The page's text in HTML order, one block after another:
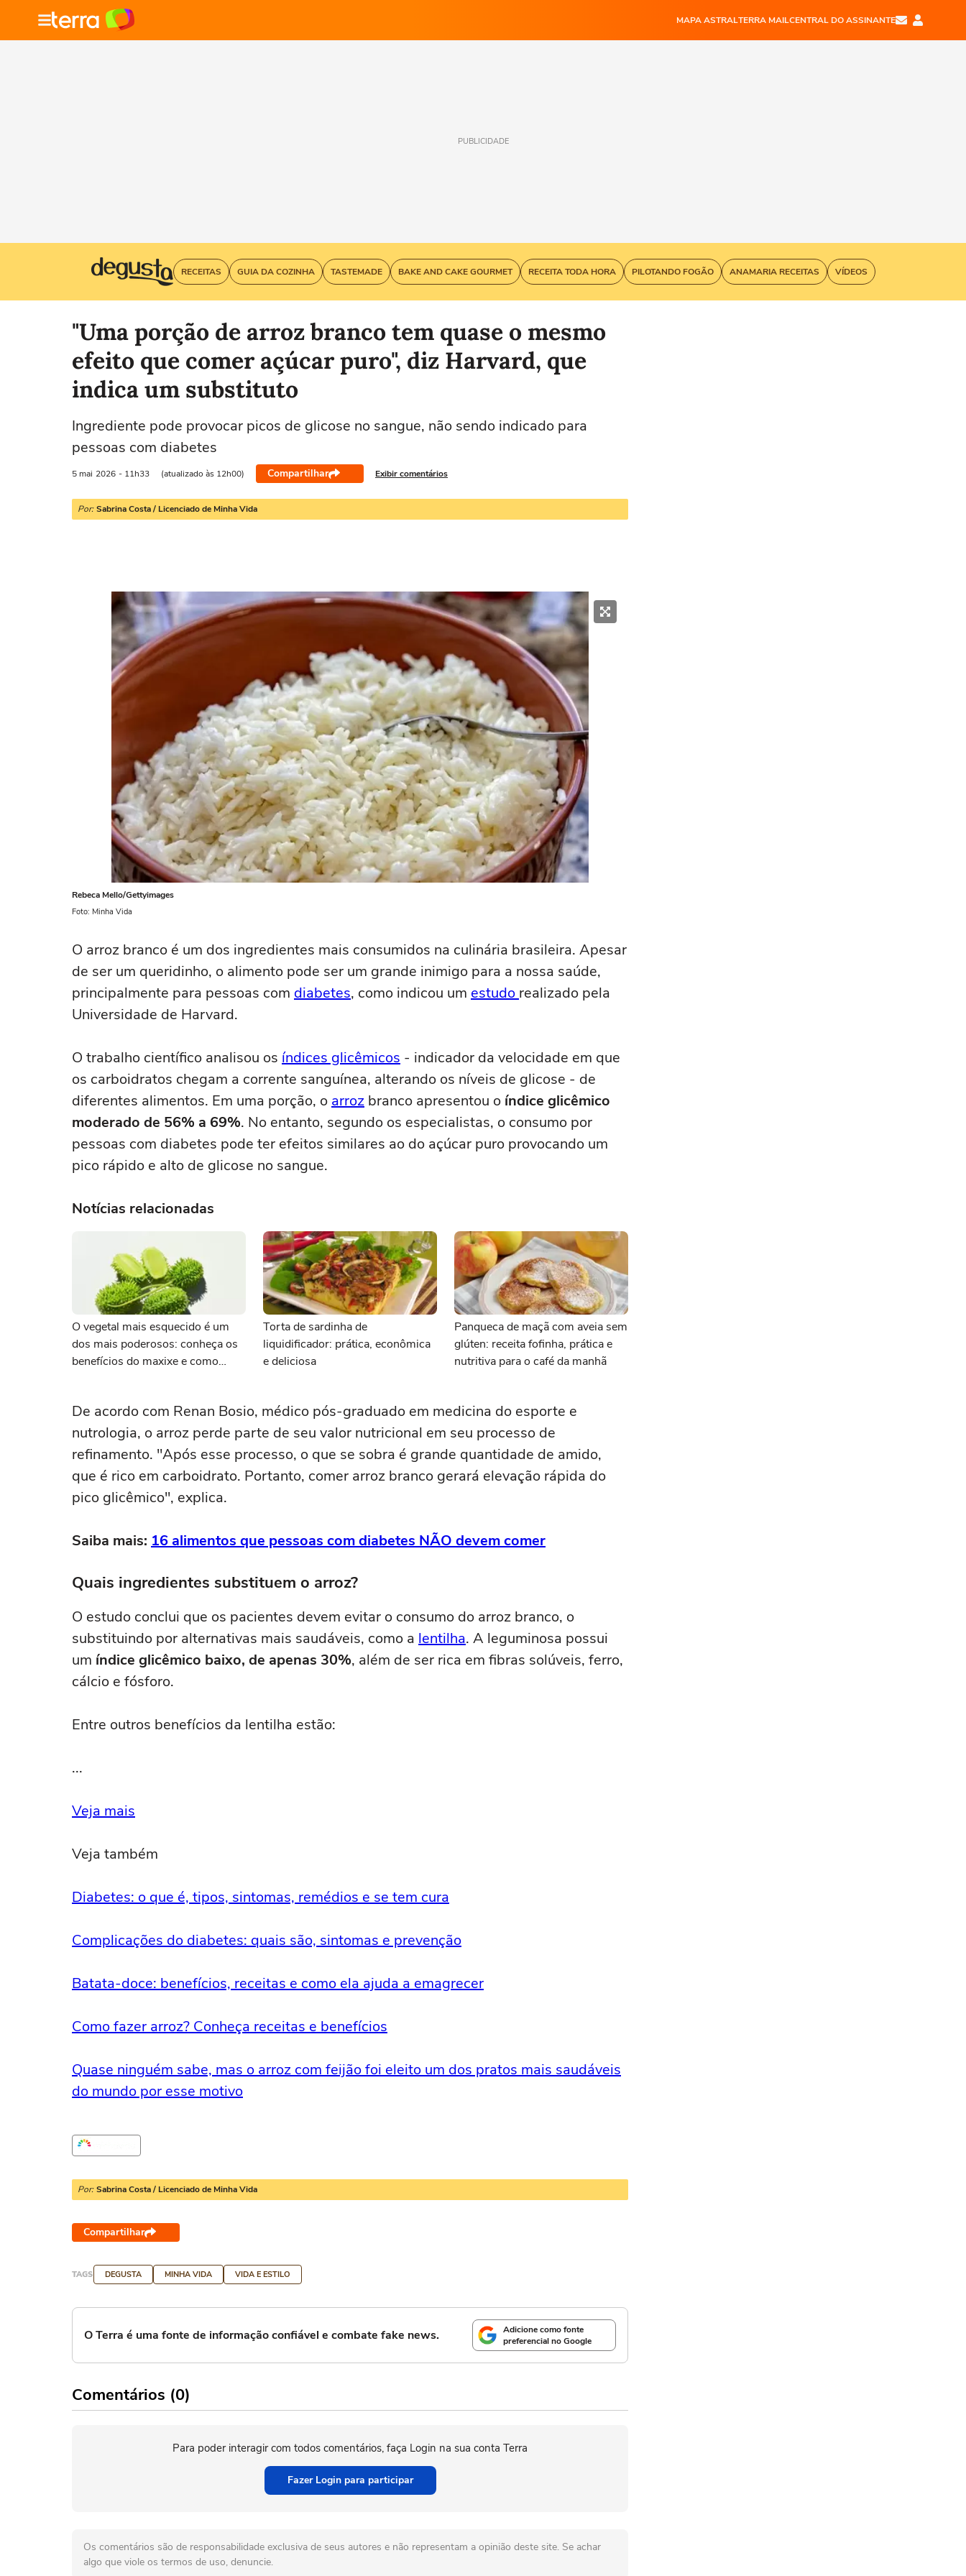
MAPA ASTRALTERRA MAILCENTRAL DO ASSINANTE
PUBLICIDADE
RECEITAS GUIA DA COZINHA TASTEMADE BAKE AND CAKE GOURMET RECEITA TODA HORA PILOTANDO FOGÃO ANAMARIA RECEITAS VÍDEOS
"Uma porção de arroz branco tem quase o mesmo
efeito que comer açúcar puro", diz Harvard, que
indica um substituto
Ingrediente pode provocar picos de glicose no sangue, não sendo indicado para
pessoas com diabetes
5 mai 2026 - 11h33 (atualizado às 12h00) Compartilhar Exibir comentários
Por: Sabrina Costa / Licenciado de Minha Vida
Rebeca Mello/Gettyimages
Foto: Minha Vida
O arroz branco é um dos ingredientes mais consumidos na culinária brasileira. Apesar
de ser um queridinho, o alimento pode ser um grande inimigo para a nossa saúde,
principalmente para pessoas com diabetes, como indicou um estudo realizado pela
Universidade de Harvard.
O trabalho científico analisou os índices glicêmicos - indicador da velocidade em que
os carboidratos chegam a corrente sanguínea, alterando os níveis de glicose - de
diferentes alimentos. Em uma porção, o arroz branco apresentou o índice glicêmico
moderado de 56% a 69%. No entanto, segundo os especialistas, o consumo por
pessoas com diabetes pode ter efeitos similares ao do açúcar puro provocando um
pico rápido e alto de glicose no sangue.
Notícias relacionadas
O vegetal mais esquecido é um
dos mais poderosos: conheça os
benefícios do maxixe e como
Torta de sardinha de
liquidificador: prática, econômica
e deliciosa
Panqueca de maçã com aveia sem
glúten: receita fofinha, prática e
nutritiva para o café da manhã
De acordo com Renan Bosio, médico pós-graduado em medicina do esporte e
nutrologia, o arroz perde parte de seu valor nutricional em seu processo de
refinamento. "Após esse processo, o que se sobra é grande quantidade de amido,
que é rico em carboidrato. Portanto, comer arroz branco gerará elevação rápida do
pico glicêmico", explica.
Saiba mais: 16 alimentos que pessoas com diabetes NÃO devem comer
Quais ingredientes substituem o arroz?
O estudo conclui que os pacientes devem evitar o consumo do arroz branco, o
substituindo por alternativas mais saudáveis, como a lentilha. A leguminosa possui
um índice glicêmico baixo, de apenas 30%, além de ser rica em fibras solúveis, ferro,
cálcio e fósforo.
Entre outros benefícios da lentilha estão:
...
Veja mais
Veja também
Diabetes: o que é, tipos, sintomas, remédios e se tem cura
Complicações do diabetes: quais são, sintomas e prevenção
Batata-doce: benefícios, receitas e como ela ajuda a emagrecer
Como fazer arroz? Conheça receitas e benefícios
Quase ninguém sabe, mas o arroz com feijão foi eleito um dos pratos mais saudáveis
do mundo por esse motivo
Por: Sabrina Costa / Licenciado de Minha Vida
Compartilhar
TAGS DEGUSTA MINHA VIDA VIDA E ESTILO
O Terra é uma fonte de informação confiável e combate fake news.
Adicione como fonte
preferencial no Google
Comentários (0)
Para poder interagir com todos comentários, faça Login na sua conta Terra
Fazer Login para participar
Os comentários são de responsabilidade exclusiva de seus autores e não representam a opinião deste site. Se achar
algo que viole os termos de uso, denuncie.